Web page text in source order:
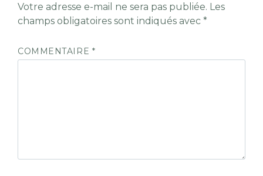
Votre adresse e-mail ne sera pas publiée. Les
champs obligatoires sont indiqués avec *
COMMENTAIRE *